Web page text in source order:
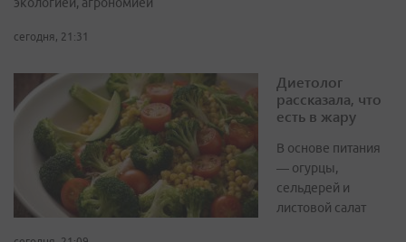
экологией, агрономией
сегодня, 21:31
Диетолог
рассказала, что
есть в жару
В основе питания
— огурцы,
сельдерей и
листовой салат